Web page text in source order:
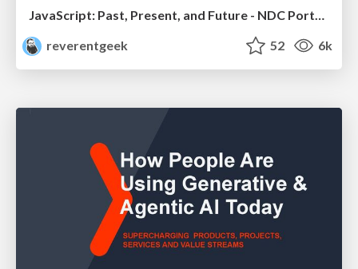
JavaScript: Past, Present, and Future - NDC Porto 2020
reverentgeek
52 6k